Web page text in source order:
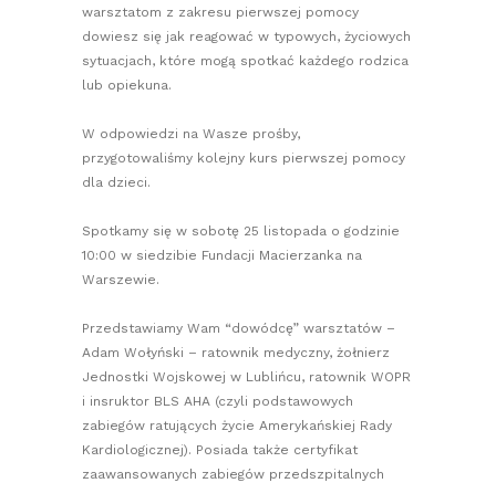
warsztatom z zakresu pierwszej pomocy
dowiesz się jak reagować w typowych, życiowych
sytuacjach, które mogą spotkać każdego rodzica
lub opiekuna.
W odpowiedzi na Wasze prośby,
przygotowaliśmy kolejny kurs pierwszej pomocy
dla dzieci.
Spotkamy się w sobotę 25 listopada o godzinie
10:00 w siedzibie Fundacji Macierzanka na
Warszewie.
Przedstawiamy Wam “dowódcę” warsztatów –
Adam Wołyński – ratownik medyczny, żołnierz
Jednostki Wojskowej w Lublińcu, ratownik WOPR
i insruktor BLS AHA (czyli podstawowych
zabiegów ratujących życie Amerykańskiej Rady
Kardiologicznej). Posiada także certyfikat
zaawansowanych zabiegów przedszpitalnych